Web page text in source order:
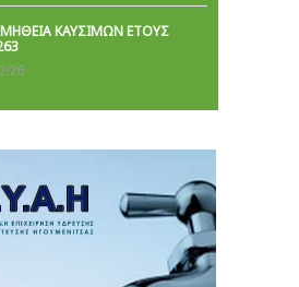
ΚΑΥΣΙΜΩΝ ΕΤΟΥΣ
26